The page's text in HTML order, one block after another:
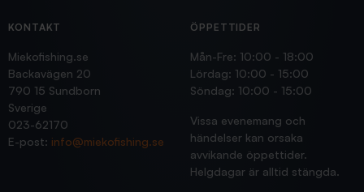
KONTAKT
Miekofishing.se
Backavägen 20
790 15 Sundborn
Sverige
023-62170
E-post: info@miekofishing.se
ÖPPETTIDER
Mån-Fre: 10:00 - 18:00
Lördag: 10:00 - 15:00
Söndag: 10:00 - 15:00
Vissa evenemang och
händelser kan orsaka
avvikande öppettider.
Helgdagar är alltid stängda.